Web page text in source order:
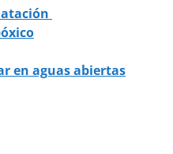
en aguas abiertas